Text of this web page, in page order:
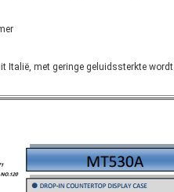
Italië, met geringe geluidssterkte